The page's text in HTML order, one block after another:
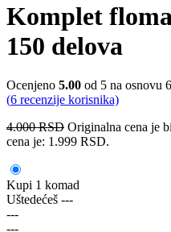
Komplet
150 delova
Ocenjeno 5.00 od 5 na osnovu 6
(6 recenzije korisnika)
4.000RSD Originalna cena je
cena je: 1.999 RSD.
Kupi 1 komad
Uštedećeš ---
---
---